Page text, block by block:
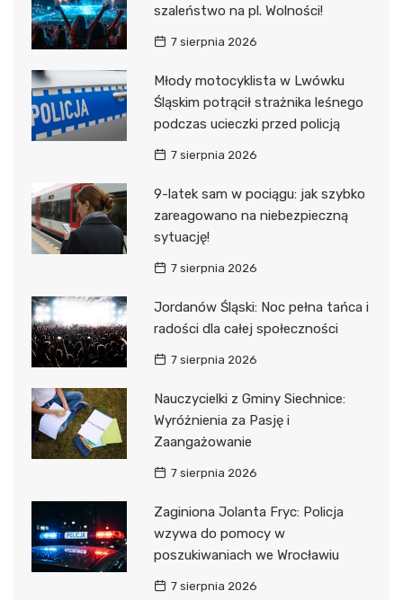
szaleństwo na pl. Wolności!
7 sierpnia 2026
Młody motocyklista w Lwówku
Śląskim potrącił strażnika leśnego
podczas ucieczki przed policją
7 sierpnia 2026
9-latek sam w pociągu: jak szybko
zareagowano na niebezpieczną
sytuację!
7 sierpnia 2026
Jordanów Śląski: Noc pełna tańca i
radości dla całej społeczności
7 sierpnia 2026
Nauczycielki z Gminy Siechnice:
Wyróżnienia za Pasję i
Zaangażowanie
7 sierpnia 2026
Zaginiona Jolanta Fryc: Policja
wzywa do pomocy w
poszukiwaniach we Wrocławiu
7 sierpnia 2026